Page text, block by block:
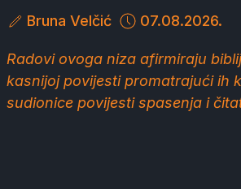
Bruna Velčić 07.08.2026.
Radovi ovoga niza afirmiraju
kasnijoj povijesti promatrajući ih
sudionice povijesti spasenja i